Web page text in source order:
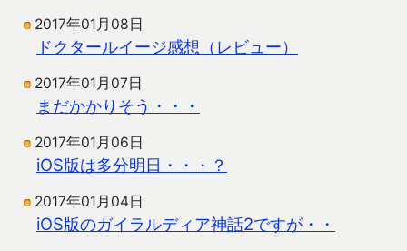
2017年01月08日
ドクタールイージ感想（レビュー）
2017年01月07日
まだかかりそう・・・
2017年01月06日
iOS版は多分明日・・・？
2017年01月04日
iOS版のガイラルディア神話2ですが・・